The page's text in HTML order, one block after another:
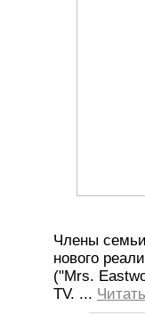
Члены
нового
("Mrs.
TV. ...